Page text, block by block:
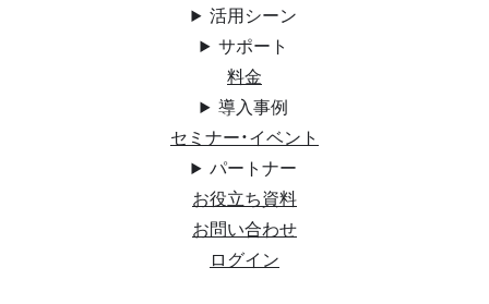
活用シーン
サポート
料金
導入事例
セミナー・イベント
パートナー
お役立ち資料
お問い合わせ
ログイン